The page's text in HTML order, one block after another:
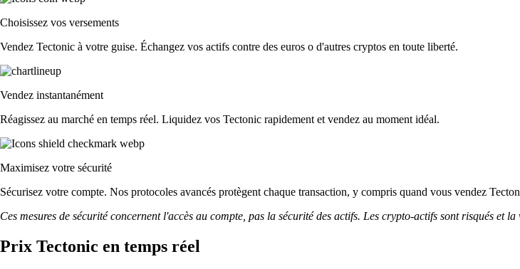
Choisissez vos versements
Vendez Tectonic à votre guise. Échangez vos actifs contre des euros o d'autres cryptos en toute liberté.
Vendez instantanément
Réagissez au marché en temps réel. Liquidez vos Tectonic rapidement et vendez au moment idéal.
Maximisez votre sécurité
Sécurisez votre compte. Nos protocoles avancés protègent chaque transaction, y compris quand vous vendez
Ces mesures de sécurité concernent l'accès au compte, pas la sécurité des actifs. Les crypto-actifs sont risqués et
Prix Tectonic en temps réel